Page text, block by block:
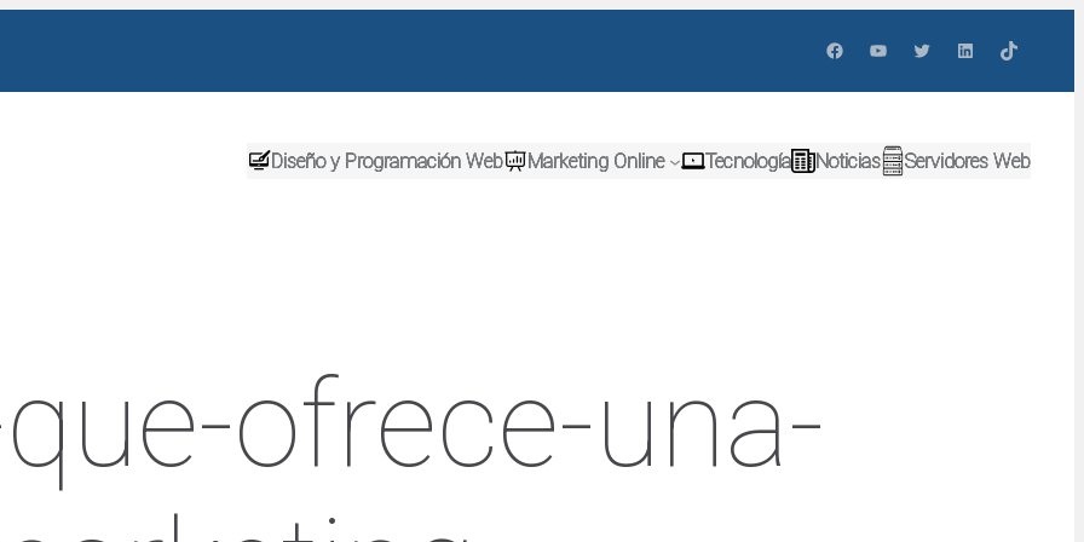
FacebookYouTubeTwitterLinkedInTikTok
Diseño y Programación Web Marketing Online Tecnología Noticias Servidores Web
ofrece-una-